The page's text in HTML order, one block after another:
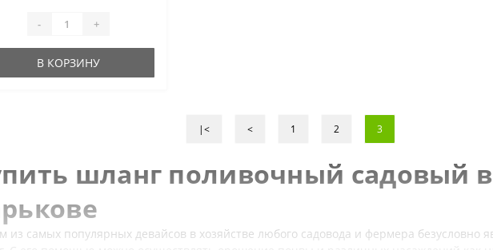
составу ко..
- +
В КОРЗИНУ
|< < 1 2 3
шланг поливочный садовый в
из самых популярных девайсов в хозяйстве любого садовода и фермера безусловно